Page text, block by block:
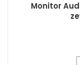
Monitor